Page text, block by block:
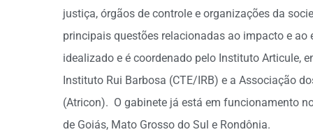
justiça, órgãos de controle e organizações da
principais questões relacionadas ao impacto e
idealizado e é coordenado pelo Instituto Articule,
Instituto Rui Barbosa (CTE/IRB) e a Associação
(Atricon). O gabinete já está em funcionamento
de Goiás, Mato Grosso do Sul e Rondônia.